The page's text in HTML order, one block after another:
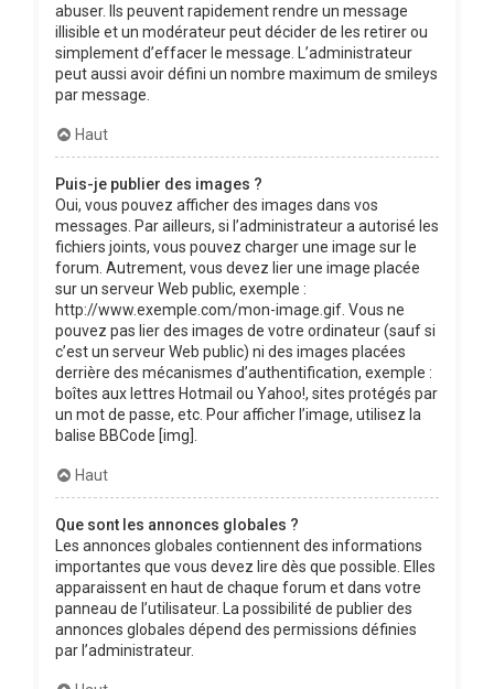
abuser. Ils peuvent rapidement rendre un message
illisible et un modérateur peut décider de les retirer ou
simplement d’effacer le message. L’administrateur
peut aussi avoir défini un nombre maximum de smileys
par message.
Haut
Puis-je publier des images ?
Oui, vous pouvez afficher des images dans vos
messages. Par ailleurs, si l’administrateur a autorisé les
fichiers joints, vous pouvez charger une image sur le
forum. Autrement, vous devez lier une image placée
sur un serveur Web public, exemple :
http://www.exemple.com/mon-image.gif. Vous ne
pouvez pas lier des images de votre ordinateur (sauf si
c’est un serveur Web public) ni des images placées
derrière des mécanismes d’authentification, exemple :
boîtes aux lettres Hotmail ou Yahoo!, sites protégés par
un mot de passe, etc. Pour afficher l’image, utilisez la
balise BBCode [img].
Haut
Que sont les annonces globales ?
Les annonces globales contiennent des informations
importantes que vous devez lire dès que possible. Elles
apparaissent en haut de chaque forum et dans votre
panneau de l’utilisateur. La possibilité de publier des
annonces globales dépend des permissions définies
par l’administrateur.